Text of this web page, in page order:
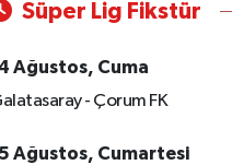
Süper Lig Fikstür
Ağustos, Cuma
- Çorum FK
Ağustos, Cumartesi